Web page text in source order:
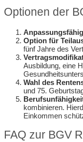
Optionen der
Option für
fünf Jahre des
Ausbildung, eine
Wahl des
und 75.
kombinieren.
Einkommen
FAQ zur BGV